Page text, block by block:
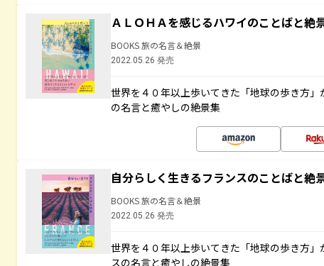
ＡＬＯＨＡを感じるハワイのことばと絶
BOOKS 旅の名言＆絶景
2022.05.26 発売
世界を４０年以上歩いてきた「地球の歩き方
の名言と癒やしの絶景集
自分らしく生きるフランスのことばと絶
BOOKS 旅の名言＆絶景
2022.05.26 発売
世界を４０年以上歩いてきた「地球の歩き方
スの名言と癒やしの絶景集